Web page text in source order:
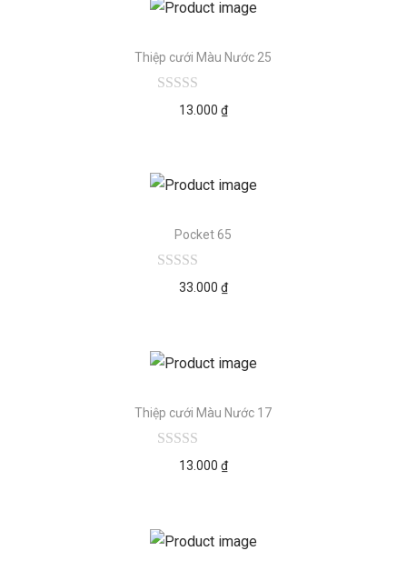
Thiệp cưới Màu Nước 25
13.000 ₫
Pocket 65
33.000 ₫
Thiệp cưới Màu Nước 17
13.000 ₫